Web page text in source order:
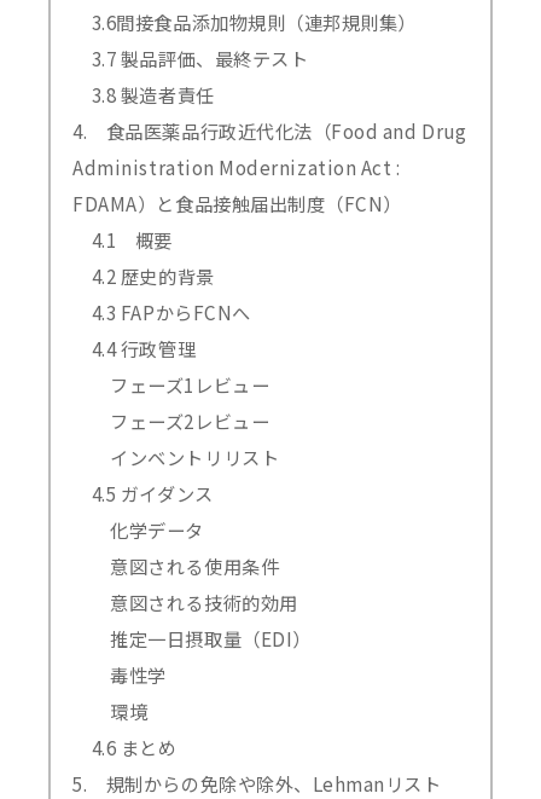
3.6間接食品添加物規則（連邦規則集）
3.7 製品評価、最終テスト
3.8 製造者責任
4. 食品医薬品行政近代化法（Food and Drug
Administration Modernization Act :
FDAMA）と食品接触届出制度（FCN）
4.1 概要
4.2 歴史的背景
4.3 FAPからFCNへ
4.4 行政管理
フェーズ1レビュー
フェーズ2レビュー
インベントリリスト
4.5 ガイダンス
化学データ
意図される使用条件
意図される技術的効用
推定一日摂取量（EDI）
毒性学
環境
4.6 まとめ
5. 規制からの免除や除外、Lehmanリスト